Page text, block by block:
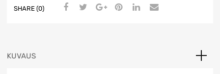
SHARE (0)
KUVAUS